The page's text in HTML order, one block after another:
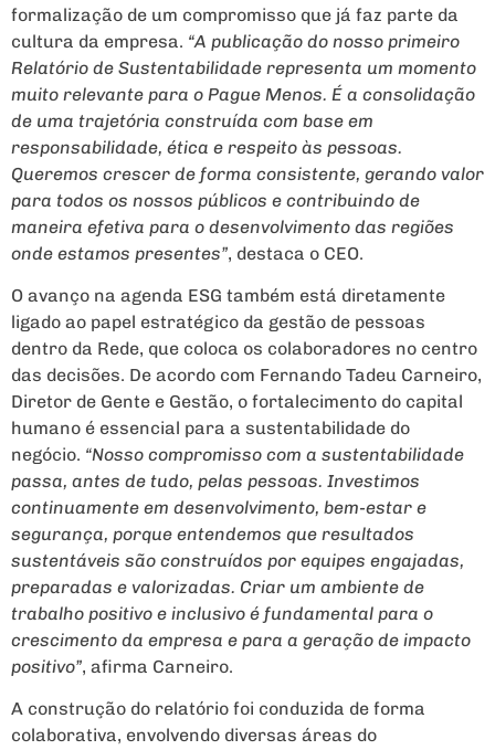
formalização de um compromisso que já faz parte da
cultura da empresa. “A publicação do nosso primeiro
Relatório de Sustentabilidade representa um momento
muito relevante para o Pague Menos. É a consolidação
de uma trajetória construída com base em
responsabilidade, ética e respeito às pessoas.
Queremos crescer de forma consistente, gerando valor
para todos os nossos públicos e contribuindo de
maneira efetiva para o desenvolvimento das regiões
onde estamos presentes”, destaca o CEO.
O avanço na agenda ESG também está diretamente
ligado ao papel estratégico da gestão de pessoas
dentro da Rede, que coloca os colaboradores no centro
das decisões. De acordo com Fernando Tadeu Carneiro,
Diretor de Gente e Gestão, o fortalecimento do capital
humano é essencial para a sustentabilidade do
negócio. “Nosso compromisso com a sustentabilidade
passa, antes de tudo, pelas pessoas. Investimos
continuamente em desenvolvimento, bem-estar e
segurança, porque entendemos que resultados
sustentáveis são construídos por equipes engajadas,
preparadas e valorizadas. Criar um ambiente de
trabalho positivo e inclusivo é fundamental para o
crescimento da empresa e para a geração de impacto
positivo”, afirma Carneiro.
A construção do relatório foi conduzida de forma
colaborativa, envolvendo diversas áreas do